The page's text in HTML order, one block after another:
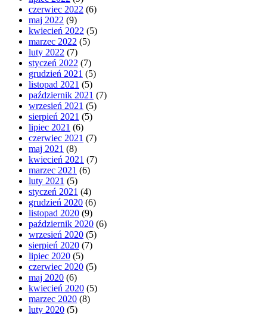
czerwiec 2022 (6)
maj 2022 (9)
kwiecień 2022 (5)
marzec 2022 (5)
luty 2022 (7)
styczeń 2022 (7)
grudzień 2021 (5)
listopad 2021 (5)
październik 2021 (7)
wrzesień 2021 (5)
sierpień 2021 (5)
lipiec 2021 (6)
czerwiec 2021 (7)
maj 2021 (8)
kwiecień 2021 (7)
marzec 2021 (6)
luty 2021 (5)
styczeń 2021 (4)
grudzień 2020 (6)
listopad 2020 (9)
październik 2020 (6)
wrzesień 2020 (5)
sierpień 2020 (7)
lipiec 2020 (5)
czerwiec 2020 (5)
maj 2020 (6)
kwiecień 2020 (5)
marzec 2020 (8)
luty 2020 (5)